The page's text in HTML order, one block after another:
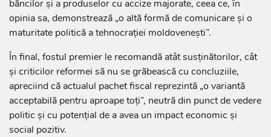
băncilor și a produselor cu accize majorate, ceea ce, în
opinia sa, demonstrează „o altă formă de comunicare și o
maturitate politică a tehnocrației moldovenești”.
În final, fostul premier le recomandă atât susținătorilor, cât
și criticilor reformei să nu se grăbească cu concluziile,
apreciind că actualul pachet fiscal reprezintă „o variantă
acceptabilă pentru aproape toți”, neutră din punct de vedere
politic și cu potențial de a avea un impact economic și
social pozitiv.